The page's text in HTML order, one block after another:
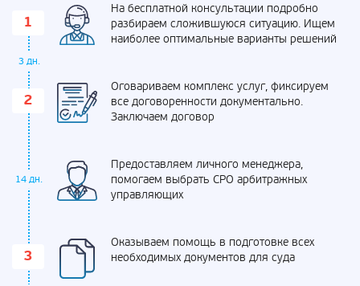
3 дн.
На бесплатной консультации подробно
разбираем сложившуюся ситуацию. Ищем
наиболее оптимальные варианты решений
Оговариваем комплекс услуг, фиксируем
все договоренности документально.
Заключаем договор
14 дн.
Предоставляем личного менеджера,
помогаем выбрать СРО арбитражных
управляющих
Оказываем помощь в подготовке всех
необходимых документов для суда